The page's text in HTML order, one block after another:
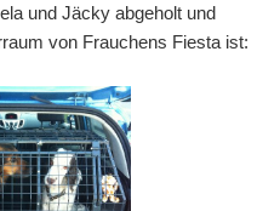
und Jäcky abgeholt und
von Frauchens Fiesta ist: